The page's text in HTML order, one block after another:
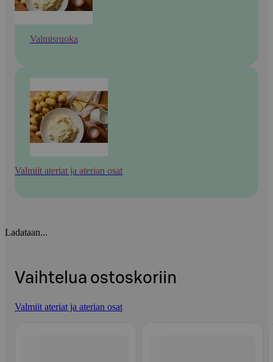
Valmisruoka
Valmiit ateriat ja aterian osat
Ladataan...
Vaihtelua ostoskoriin
Valmiit ateriat ja aterian osat